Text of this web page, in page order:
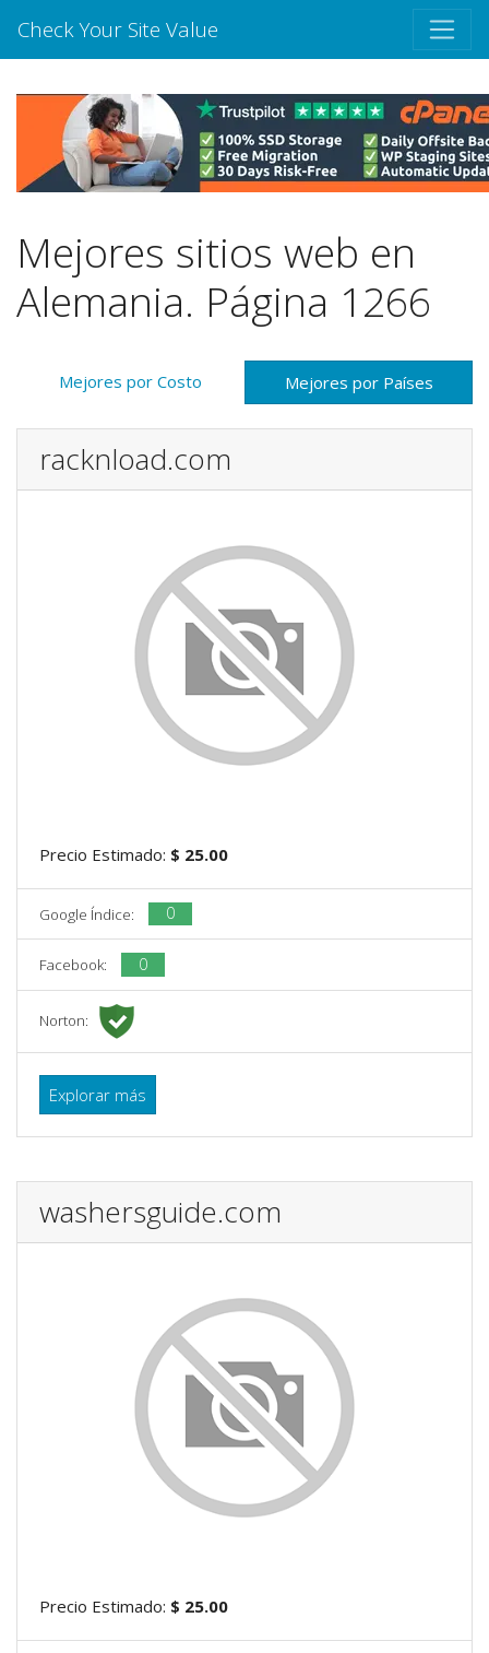
Check Your Site Value
Mejores sitios web en
Alemania. Página 1266
Mejores por Costo Mejores por Países
racknload.com
Precio Estimado: $ 25.00
Google Índice: 0
Facebook: 0
Norton:
Explorar más
washersguide.com
Precio Estimado: $ 25.00